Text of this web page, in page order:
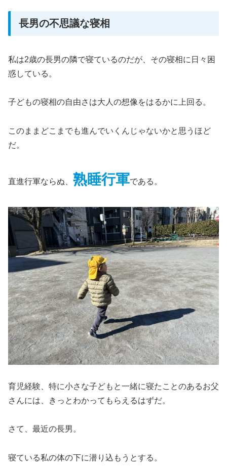
長男の不思議な寝相
私は2歳の長男の隣で寝ているのだが、その寝相に日々困
惑している。
子どもの寝相の自由さは大人の想像をはるかに上回る。
このままどこまでも進んでいくんじゃないかと思うほど
だ。
直進行軍ならぬ、 熟睡行軍である。
育児経験、特に小さな子どもと一緒に寝たことのあるお父
さんには、きっとわかってもらえるはずだ。
さて、最近の長男。
寝ている私の体の下に潜り込もうとする。